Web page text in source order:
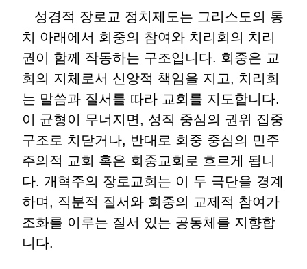
성경적 장로교 정치제도는 그리스도의 통
치 아래에서 회중의 참여와 치리회의 치리
권이 함께 작동하는 구조입니다. 회중은 교
회의 지체로서 신앙적 책임을 지고, 치리회
는 말씀과 질서를 따라 교회를 지도합니다.
이 균형이 무너지면, 성직 중심의 권위 집중
구조로 치닫거나, 반대로 회중 중심의 민주
주의적 교회 혹은 회중교회로 흐르게 됩니
다. 개혁주의 장로교회는 이 두 극단을 경계
하며 , 직분적 질서와 회중의 교제적 참여가
조화를 이루는 질서 있는 공동체를 지향합
니다.